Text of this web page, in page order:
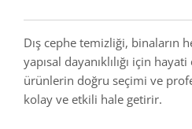
Dış cephe temizliği, binaların
yapısal dayanıklılığı için
ürünlerin doğru seçimi ve
kolay ve etkili hale getirir.